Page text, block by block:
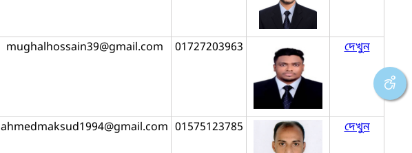
mughalhossain39@gmail.com 01727203963 দেখুন
ahmedmaksud1994@gmail.com 01575123785 দেখুন